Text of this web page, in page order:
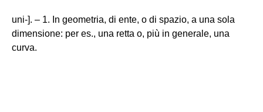
uni-]. – 1. In geometria, di ente, o di spazio, a una sola
dimensione: per es., una retta o, più in generale, una
curva.